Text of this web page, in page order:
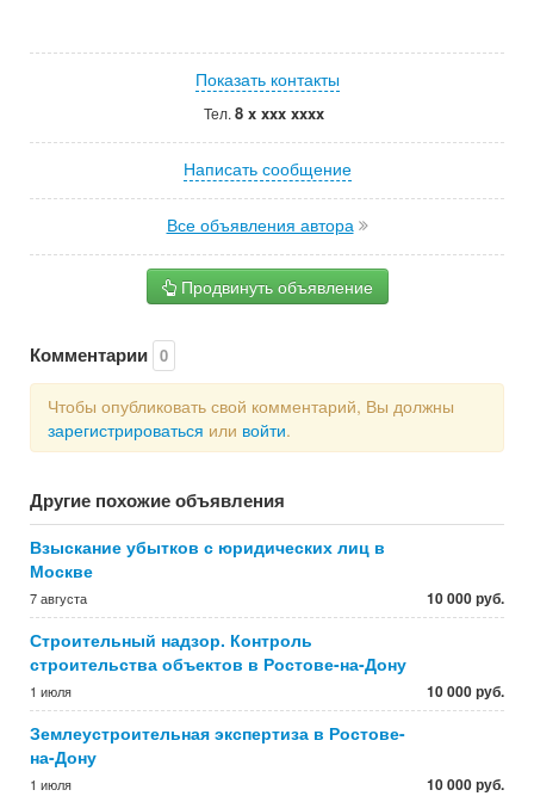
Показать контакты
Тел. 8 x xxx xxxx
Написать сообщение
Все объявления автора
Продвинуть объявление
Комментарии 0
Чтобы опубликовать свой комментарий, Вы должны
зарегистрироваться или войти.
Другие похожие объявления
Взыскание убытков с юридических лиц в
Москве
7 августа 10 000 руб.
Строительный надзор. Контроль
строительства объектов в Ростове-на-Дону
1 июля 10 000 руб.
Землеустроительная экспертиза в Ростове-
на-Дону
1 июля 10 000 руб.